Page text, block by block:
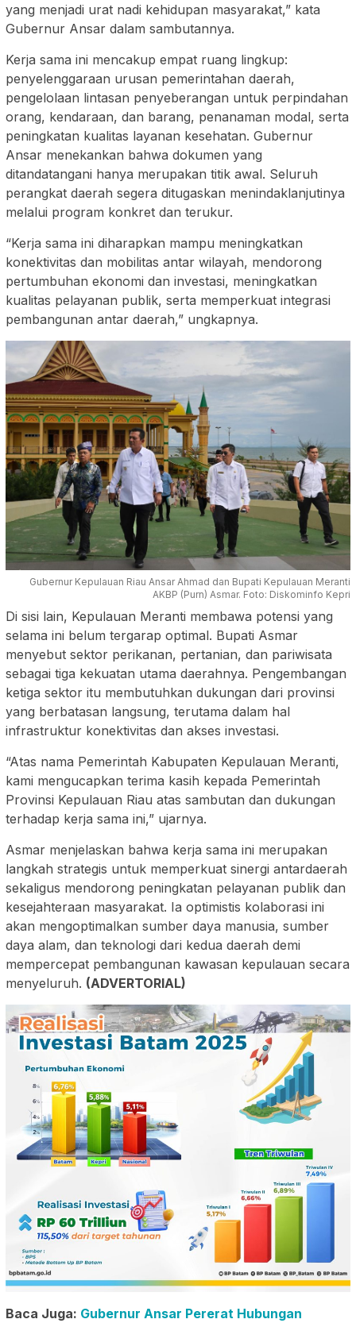
yang menjadi urat nadi kehidupan masyarakat,” kata
Gubernur Ansar dalam sambutannya.
Kerja sama ini mencakup empat ruang lingkup:
penyelenggaraan urusan pemerintahan daerah,
pengelolaan lintasan penyeberangan untuk perpindahan
orang, kendaraan, dan barang, penanaman modal, serta
peningkatan kualitas layanan kesehatan. Gubernur
Ansar menekankan bahwa dokumen yang
ditandatangani hanya merupakan titik awal. Seluruh
perangkat daerah segera ditugaskan menindaklanjutinya
melalui program konkret dan terukur.
“Kerja sama ini diharapkan mampu meningkatkan
konektivitas dan mobilitas antar wilayah, mendorong
pertumbuhan ekonomi dan investasi, meningkatkan
kualitas pelayanan publik, serta memperkuat integrasi
pembangunan antar daerah,” ungkapnya.
Gubernur Kepulauan Riau Ansar Ahmad dan Bupati Kepulauan Meranti
AKBP (Purn) Asmar. Foto: Diskominfo Kepri
Di sisi lain, Kepulauan Meranti membawa potensi yang
selama ini belum tergarap optimal. Bupati Asmar
menyebut sektor perikanan, pertanian, dan pariwisata
sebagai tiga kekuatan utama daerahnya. Pengembangan
ketiga sektor itu membutuhkan dukungan dari provinsi
yang berbatasan langsung, terutama dalam hal
infrastruktur konektivitas dan akses investasi.
“Atas nama Pemerintah Kabupaten Kepulauan Meranti,
kami mengucapkan terima kasih kepada Pemerintah
Provinsi Kepulauan Riau atas sambutan dan dukungan
terhadap kerja sama ini,” ujarnya.
Asmar menjelaskan bahwa kerja sama ini merupakan
langkah strategis untuk memperkuat sinergi antardaerah
sekaligus mendorong peningkatan pelayanan publik dan
kesejahteraan masyarakat. Ia optimistis kolaborasi ini
akan mengoptimalkan sumber daya manusia, sumber
daya alam, dan teknologi dari kedua daerah demi
mempercepat pembangunan kawasan kepulauan secara
menyeluruh. (ADVERTORIAL)
Baca Juga: Gubernur Ansar Pererat Hubungan